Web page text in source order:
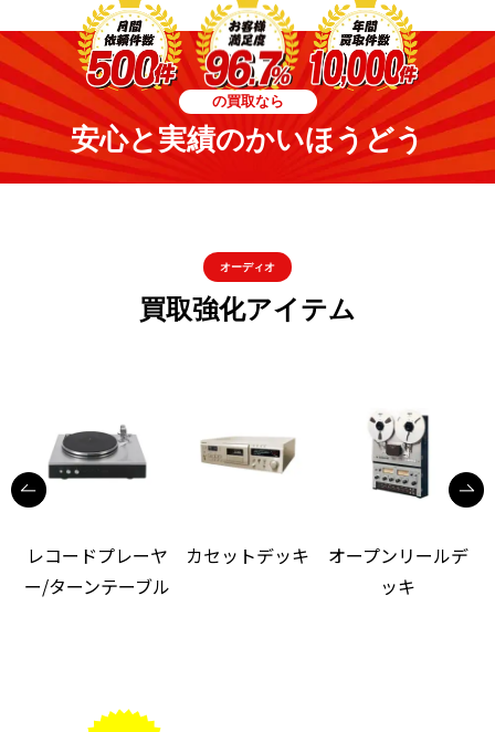
の買取なら
安心と実績のかいほうどう
オーディオ
買取強化アイテム
レコードプレーヤ
ー/ターンテーブル
カセットデッキ
オープンリールデ
ッキ